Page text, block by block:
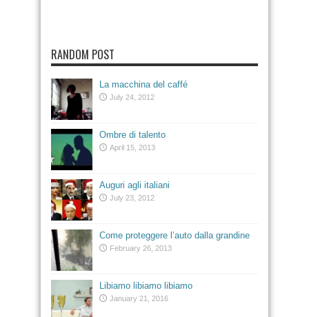
RANDOM POST
La macchina del caffé
July 24, 2012
Ombre di talento
April 15, 2013
Auguri agli italiani
July 23, 2012
Come proteggere l’auto dalla grandine
February 26, 2013
Libiamo libiamo libiamo
January 21, 2016